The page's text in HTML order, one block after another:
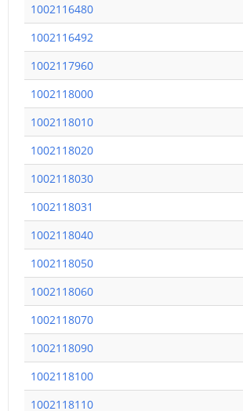
1002116480
1002116492
1002117960
1002118000
1002118010
1002118020
1002118030
1002118031
1002118040
1002118050
1002118060
1002118070
1002118090
1002118100
1002118110